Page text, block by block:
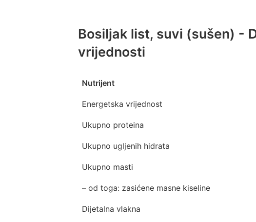
Bosiljak list, suvi (sušen) -
vrijednosti
Nutrijent
Energetska vrijednost
Ukupno proteina
Ukupno ugljenih hidrata
Ukupno masti
– od toga: zasićene masne kiseline
Dijetalna vlakna